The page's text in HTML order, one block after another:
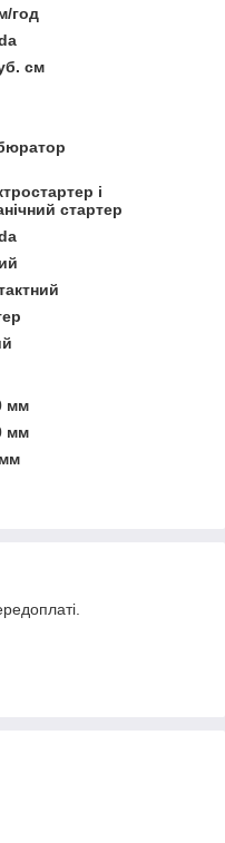
год
см
і
стартер
мм
мм